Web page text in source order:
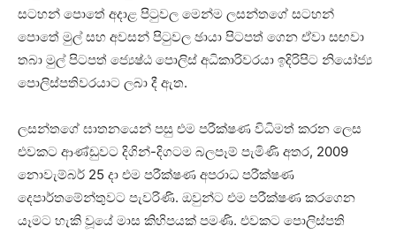
සටහන් පොතේ අදාළ පිටුවල මෙන්ම ලසන්තගේ සටහන්
පොතේ මුල් සහ අවසන් පිටුවල ඡායා පිටපත් ගෙන ඒවා සඟවා
තබා මුල් පිටපත් ජ්‍යෙෂ්ඨ පොලිස් අධිකාරිවරයා ඉදිරිපිට නියෝජ්‍ය
පොලිස්පතිවරයාට ලබා දී ඇත.
ලසන්තගේ ඝාතනයෙන් පසු එම පරීක්ෂණ විධිමත් කරන ලෙස
එවකට ආණ්ඩුවට දිගින්-දිගටම බලපෑම් පැමිණි අතර, 2009
නොවැම්බර් 25 දා එම පරීක්ෂණ අපරාධ පරීක්ෂණ
දෙපාර්තමේන්තුවට පැවරිණි. ඔවුන්ට එම පරීක්ෂණ කරගෙන
යෑමට හැකි වූයේ මාස කිහිපයක් පමණි. එවකට පොලිස්පති